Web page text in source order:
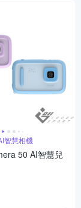
智慧相機
50 AI智慧兒